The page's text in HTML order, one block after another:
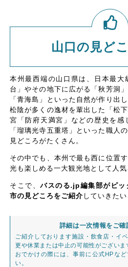
山口の見ど
本州最西端の山口県は、日本最大
台」やその地下に広がる「秋芳洞
「青海島」といった自然が作り出
松陰が多くの逸材を輩出した「松
宮「防府天満宮」などの歴史を感
「瑠璃光寺五重塔」といった職人
見どころがたくさん。
その中でも、本州で最も西に位置
光も楽しめる一大観光地として人気
そこで、バスのる.jp編集部がピッ
市の見どころをご紹介 していきたい
詳細は一次情報をご確
ご紹介しております施設・飲食店・イ
更や休業または中止の可能性がございま
おでかけの際には、事前に公式HPな
い。